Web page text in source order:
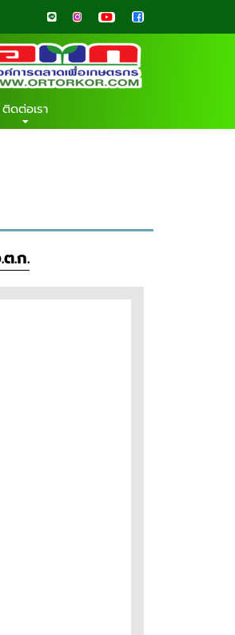
ติดต่อเรา
.ก.